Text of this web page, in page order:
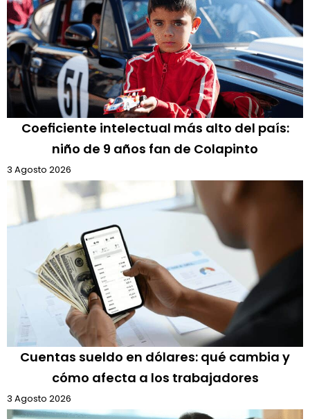
Coeficiente intelectual más alto del país:
niño de 9 años fan de Colapinto
3 Agosto 2026
Cuentas sueldo en dólares: qué cambia y
cómo afecta a los trabajadores
3 Agosto 2026